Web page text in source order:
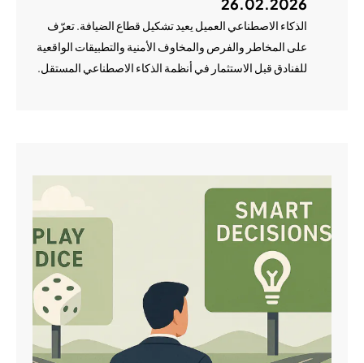
الذكاء الاصطناعي العميل يعيد تشكيل قطاع الضيافة. تعرّف
على المخاطر والفرص والمخاوف الأمنية والتطبيقات الواقعية
للفنادق قبل الاستثمار في أنظمة الذكاء الاصطناعي المستقل.